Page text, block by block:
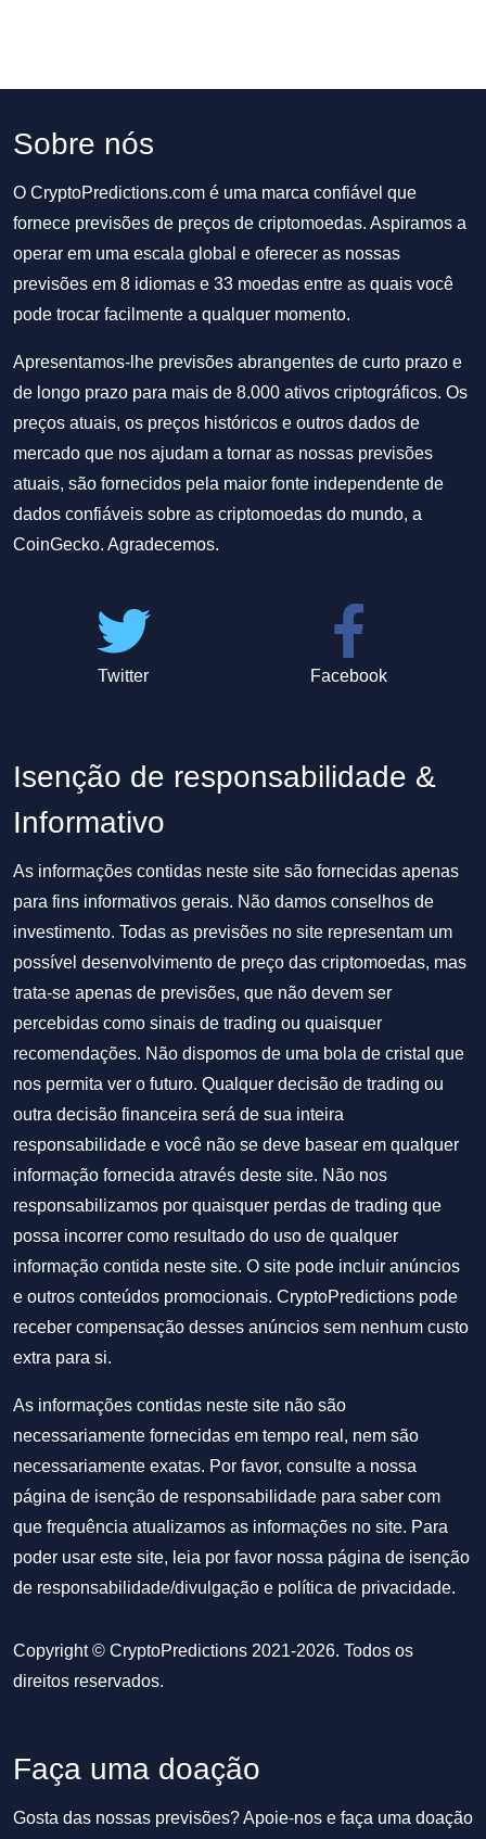
Sobre nós
O CryptoPredictions.com é uma marca confiável que
fornece previsões de preços de criptomoedas. Aspiramos a
operar em uma escala global e oferecer as nossas
previsões em 8 idiomas e 33 moedas entre as quais você
pode trocar facilmente a qualquer momento.
Apresentamos-lhe previsões abrangentes de curto prazo e
de longo prazo para mais de 8.000 ativos criptográficos. Os
preços atuais, os preços históricos e outros dados de
mercado que nos ajudam a tornar as nossas previsões
atuais, são fornecidos pela maior fonte independente de
dados confiáveis sobre as criptomoedas do mundo, a
CoinGecko. Agradecemos.
Twitter Facebook
Isenção de responsabilidade &
Informativo
As informações contidas neste site são fornecidas apenas
para fins informativos gerais. Não damos conselhos de
investimento. Todas as previsões no site representam um
possível desenvolvimento de preço das criptomoedas, mas
trata-se apenas de previsões, que não devem ser
percebidas como sinais de trading ou quaisquer
recomendações. Não dispomos de uma bola de cristal que
nos permita ver o futuro. Qualquer decisão de trading ou
outra decisão financeira será de sua inteira
responsabilidade e você não se deve basear em qualquer
informação fornecida através deste site. Não nos
responsabilizamos por quaisquer perdas de trading que
possa incorrer como resultado do uso de qualquer
informação contida neste site. O site pode incluir anúncios
e outros conteúdos promocionais. CryptoPredictions pode
receber compensação desses anúncios sem nenhum custo
extra para si.
As informações contidas neste site não são
necessariamente fornecidas em tempo real, nem são
necessariamente exatas. Por favor, consulte a nossa
página de isenção de responsabilidade para saber com
que frequência atualizamos as informações no site. Para
poder usar este site, leia por favor nossa página de isenção
de responsabilidade/divulgação e política de privacidade.
Copyright © CryptoPredictions 2021-2026. Todos os
direitos reservados.
Faça uma doação
Gosta das nossas previsões? Apoie-nos e faça uma doação